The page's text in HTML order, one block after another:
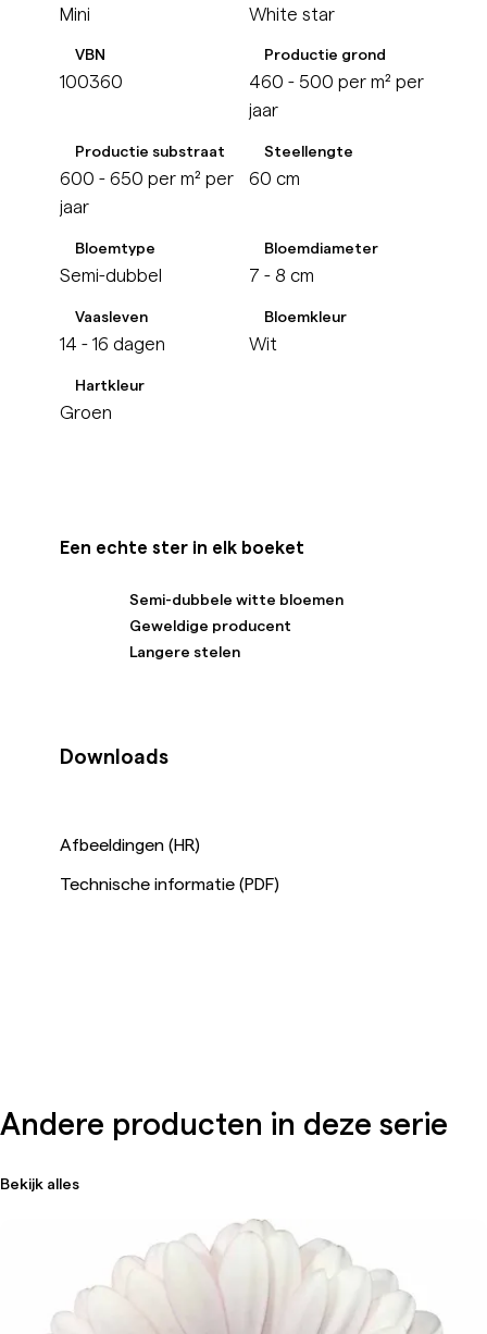
Mini White star
VBN
100360
Productie grond
460 - 500 per m² per
jaar
Productie substraat
600 - 650 per m² per
jaar
Steellengte
60 cm
Bloemtype
Semi-dubbel
Bloemdiameter
7 - 8 cm
Vaasleven
14 - 16 dagen
Bloemkleur
Wit
Hartkleur
Groen
Een echte ster in elk boeket
Semi-dubbele witte bloemen
Geweldige producent
Langere stelen
Downloads
Afbeeldingen (HR)
Technische informatie (PDF)
Andere producten in deze serie
Bekijk alles